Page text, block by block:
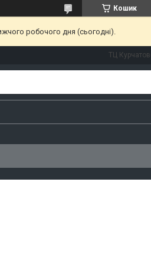
Кошик
робочого дня (сьогодні).
ТЦ